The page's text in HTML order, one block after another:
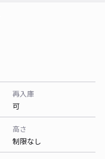
再入庫
可
高さ
制限なし